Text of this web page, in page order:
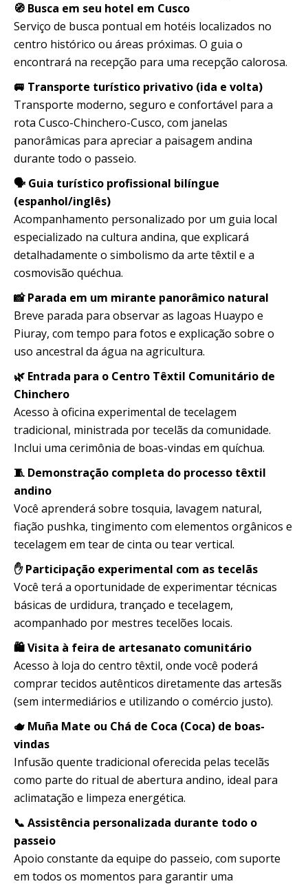
🧭 Busca em seu hotel em Cusco
Serviço de busca pontual em hotéis localizados no
centro histórico ou áreas próximas. O guia o
encontrará na recepção para uma recepção calorosa.
🚐 Transporte turístico privativo (ida e volta)
Transporte moderno, seguro e confortável para a
rota Cusco-Chinchero-Cusco, com janelas
panorâmicas para apreciar a paisagem andina
durante todo o passeio.
🗣️ Guia turístico profissional bilíngue
(espanhol/inglês)
Acompanhamento personalizado por um guia local
especializado na cultura andina, que explicará
detalhadamente o simbolismo da arte têxtil e a
cosmovisão quéchua.
📸 Parada em um mirante panorâmico natural
Breve parada para observar as lagoas Huaypo e
Piuray, com tempo para fotos e explicação sobre o
uso ancestral da água na agricultura.
🌿 Entrada para o Centro Têxtil Comunitário de
Chinchero
Acesso à oficina experimental de tecelagem
tradicional, ministrada por tecelãs da comunidade.
Inclui uma cerimônia de boas-vindas em quíchua.
🧵 Demonstração completa do processo têxtil
andino
Você aprenderá sobre tosquia, lavagem natural,
fiação pushka, tingimento com elementos orgânicos e
tecelagem em tear de cinta ou tear vertical.
✋ Participação experimental com as tecelãs
Você terá a oportunidade de experimentar técnicas
básicas de urdidura, trançado e tecelagem,
acompanhado por mestres tecelões locais.
🛍️ Visita à feira de artesanato comunitário
Acesso à loja do centro têxtil, onde você poderá
comprar tecidos autênticos diretamente das artesãs
(sem intermediários e utilizando o comércio justo).
🫖 Muña Mate ou Chá de Coca (Coca) de boas-
vindas
Infusão quente tradicional oferecida pelas tecelãs
como parte do ritual de abertura andino, ideal para
aclimatação e limpeza energética.
📞 Assistência personalizada durante todo o
passeio
Apoio constante da equipe do passeio, com suporte
em todos os momentos para garantir uma